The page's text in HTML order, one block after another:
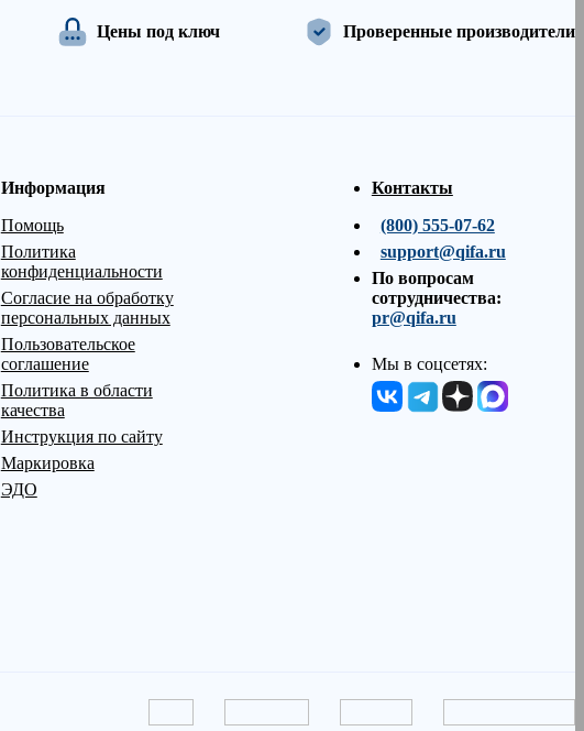
Цены под ключ Проверенные производители
Информация
Помощь
Политика
конфиденциальности
Согласие на обработку
персональных данных
Пользовательское
соглашение
Политика в области
качества
Инструкция по сайту
Маркировка
ЭДО
Контакты
(800) 555-07-62
support@qifa.ru
По вопросам
сотрудничества:
pr@qifa.ru
Мы в соцсетях: